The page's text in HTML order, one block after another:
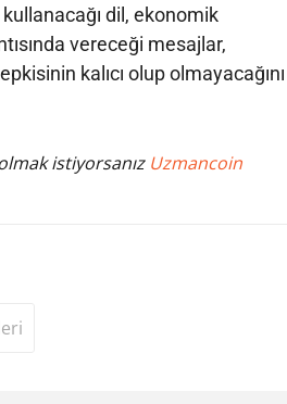
dil, ekonomik
vereceği mesajlar,
kalıcı olup olmayacağını
istiyorsanız Uzmancoin